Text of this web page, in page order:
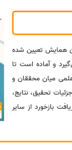
همایش تعیین شده
و آماده است تا
میان محققان و
تحقیق، نتایج،
بازخورد از سایر